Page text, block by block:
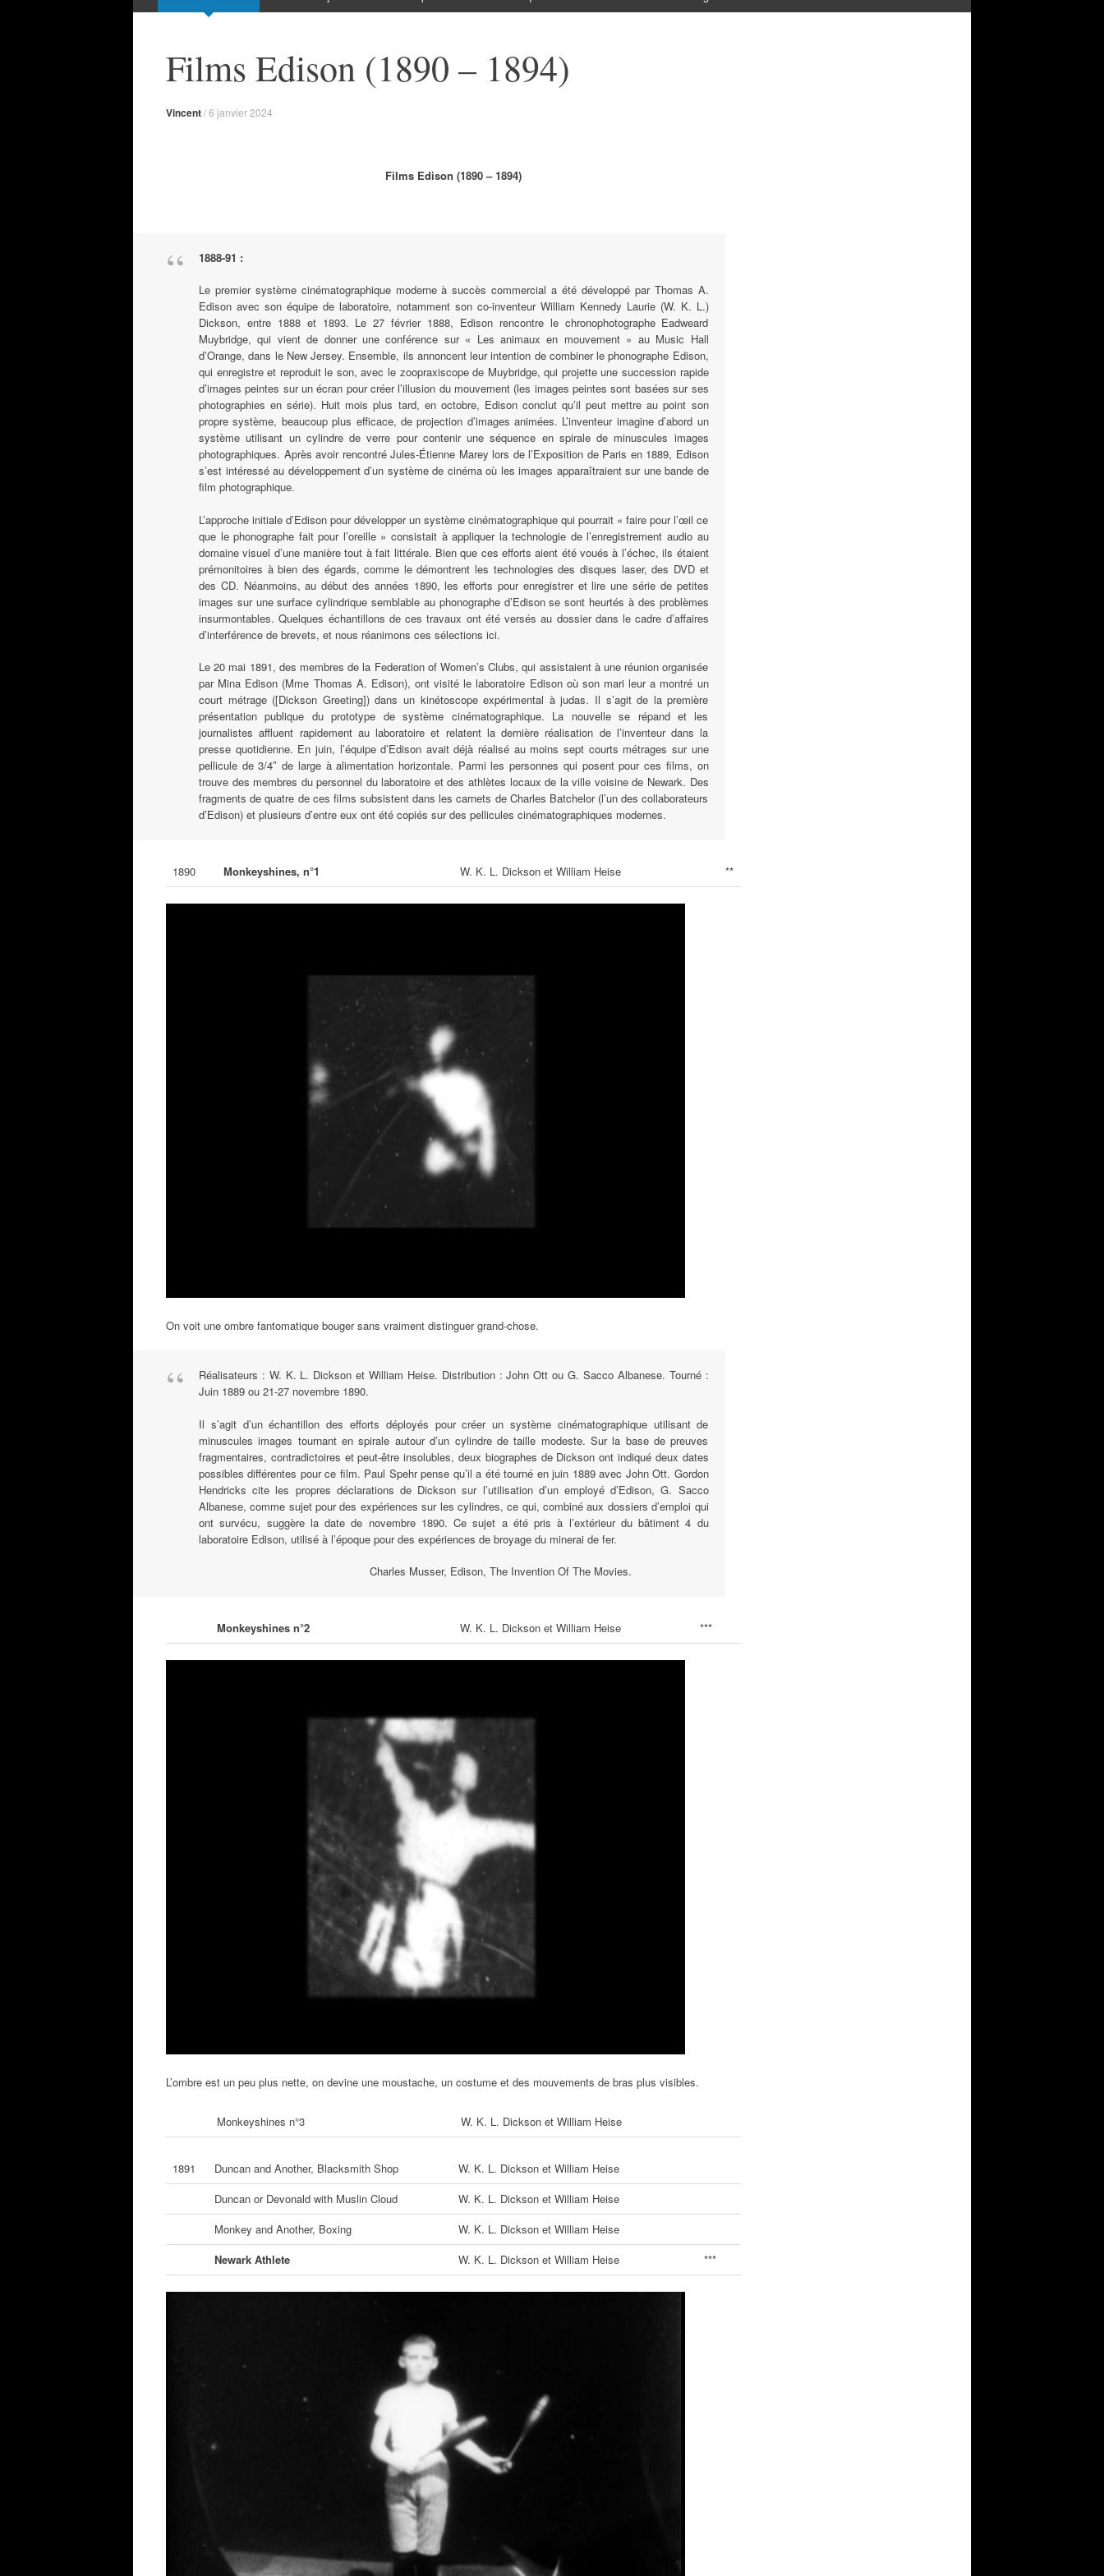
Films Edison (1890 – 1894)
Vincent/6 janvier 2024
Films Edison (1890 – 1894)
1888-91 :
Le premier système cinématographique moderne à succès commercial a été développé par Thomas A.
Edison avec son équipe de laboratoire, notamment son co-inventeur William Kennedy Laurie (W. K. L.)
Dickson, entre 1888 et 1893. Le 27 février 1888, Edison rencontre le chronophotographe Eadweard
Muybridge, qui vient de donner une conférence sur « Les animaux en mouvement » au Music Hall
d’Orange, dans le New Jersey. Ensemble, ils annoncent leur intention de combiner le phonographe Edison,
qui enregistre et reproduit le son, avec le zoopraxiscope de Muybridge, qui projette une succession rapide
d’images peintes sur un écran pour créer l’illusion du mouvement (les images peintes sont basées sur ses
photographies en série). Huit mois plus tard, en octobre, Edison conclut qu’il peut mettre au point son
propre système, beaucoup plus efficace, de projection d’images animées. L’inventeur imagine d’abord un
système utilisant un cylindre de verre pour contenir une séquence en spirale de minuscules images
photographiques. Après avoir rencontré Jules-Étienne Marey lors de l’Exposition de Paris en 1889, Edison
s’est intéressé au développement d’un système de cinéma où les images apparaîtraient sur une bande de
film photographique.
L’approche initiale d’Edison pour développer un système cinématographique qui pourrait « faire pour l’œil ce
que le phonographe fait pour l’oreille » consistait à appliquer la technologie de l’enregistrement audio au
domaine visuel d’une manière tout à fait littérale. Bien que ces efforts aient été voués à l’échec, ils étaient
prémonitoires à bien des égards, comme le démontrent les technologies des disques laser, des DVD et
des CD. Néanmoins, au début des années 1890, les efforts pour enregistrer et lire une série de petites
images sur une surface cylindrique semblable au phonographe d’Edison se sont heurtés à des problèmes
insurmontables. Quelques échantillons de ces travaux ont été versés au dossier dans le cadre d’affaires
d’interférence de brevets, et nous réanimons ces sélections ici.
Le 20 mai 1891, des membres de la Federation of Women’s Clubs, qui assistaient à une réunion organisée
par Mina Edison (Mme Thomas A. Edison), ont visité le laboratoire Edison où son mari leur a montré un
court métrage ([Dickson Greeting]) dans un kinétoscope expérimental à judas. Il s’agit de la première
présentation publique du prototype de système cinématographique. La nouvelle se répand et les
journalistes affluent rapidement au laboratoire et relatent la dernière réalisation de l’inventeur dans la
presse quotidienne. En juin, l’équipe d’Edison avait déjà réalisé au moins sept courts métrages sur une
pellicule de 3/4″ de large à alimentation horizontale. Parmi les personnes qui posent pour ces films, on
trouve des membres du personnel du laboratoire et des athlètes locaux de la ville voisine de Newark. Des
fragments de quatre de ces films subsistent dans les carnets de Charles Batchelor (l’un des collaborateurs
d’Edison) et plusieurs d’entre eux ont été copiés sur des pellicules cinématographiques modernes.
1890 Monkeyshines, n°1 W. K. L. Dickson et William Heise **
On voit une ombre fantomatique bouger sans vraiment distinguer grand-chose.
Réalisateurs : W. K. L. Dickson et William Heise. Distribution : John Ott ou G. Sacco Albanese. Tourné :
Juin 1889 ou 21-27 novembre 1890.
Il s’agit d’un échantillon des efforts déployés pour créer un système cinématographique utilisant de
minuscules images tournant en spirale autour d’un cylindre de taille modeste. Sur la base de preuves
fragmentaires, contradictoires et peut-être insolubles, deux biographes de Dickson ont indiqué deux dates
possibles différentes pour ce film. Paul Spehr pense qu’il a été tourné en juin 1889 avec John Ott. Gordon
Hendricks cite les propres déclarations de Dickson sur l’utilisation d’un employé d’Edison, G. Sacco
Albanese, comme sujet pour des expériences sur les cylindres, ce qui, combiné aux dossiers d’emploi qui
ont survécu, suggère la date de novembre 1890. Ce sujet a été pris à l’extérieur du bâtiment 4 du
laboratoire Edison, utilisé à l’époque pour des expériences de broyage du minerai de fer.
Charles Musser, Edison, The Invention Of The Movies.
Monkeyshines n°2 W. K. L. Dickson et William Heise ***
L’ombre est un peu plus nette, on devine une moustache, un costume et des mouvements de bras plus visibles.
Monkeyshines n°3 W. K. L. Dickson et William Heise
1891 Duncan and Another, Blacksmith Shop
W. K. L. Dickson et William Heise
Duncan or Devonald with Muslin Cloud
W. K. L. Dickson et William Heise
Monkey and Another, Boxing
W. K. L. Dickson et William Heise
Newark Athlete
W. K. L. Dickson et William Heise ***